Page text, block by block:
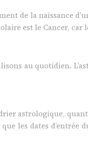
de la naissance
est le Cancer,
au quotidien.
astrologique,
les dates